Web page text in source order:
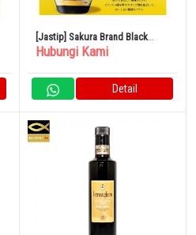
[Jastip] Sakura Brand Black
Honey 200g x 12 buah
Hubungi Kami
Detail